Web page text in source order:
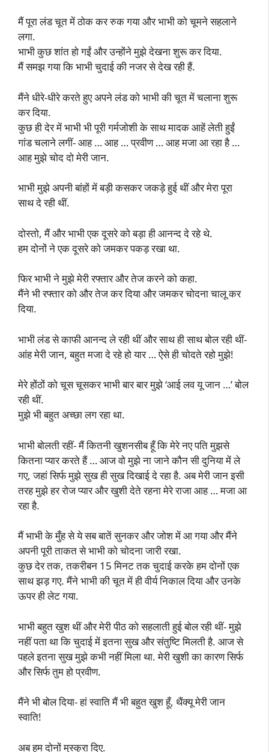
मैं पूरा लंड चूत में ठोक कर रुक गया और भाभी को चूमने सहलाने
लगा.
भाभी कुछ शांत हो गईं और उन्होंने मुझे देखना शुरू कर दिया.
मैं समझ गया कि भाभी चुदाई की नजर से देख रही हैं.
मैंने धीरे-धीरे करते हुए अपने लंड को भाभी की चूत में चलाना शुरू
कर दिया.
कुछ ही देर में भाभी भी पूरी गर्मजोशी के साथ मादक आहें लेती हुईं
गांड चलाने लगीं- आह … आह … प्रवीण … आह मजा आ रहा है …
आह मुझे चोद दो मेरी जान.
भाभी मुझे अपनी बांहों में बड़ी कसकर जकड़े हुई थीं और मेरा पूरा
साथ दे रही थीं.
दोस्तो, मैं और भाभी एक दूसरे को बड़ा ही आनन्द दे रहे थे.
हम दोनों ने एक दूसरे को जमकर पकड़ रखा था.
फिर भाभी ने मुझे मेरी रफ्तार और तेज करने को कहा.
मैंने भी रफ्तार को और तेज कर दिया और जमकर चोदना चालू कर
दिया.
भाभी लंड से काफी आनन्द ले रही थीं और साथ ही साथ बोल रही थीं-
आंह मेरी जान, बहुत मजा दे रहे हो यार … ऐसे ही चोदते रहो मुझे!
मेरे होंठों को चूस चूसकर भाभी बार बार मुझे ‘आई लव यू जान …’ बोल
रही थीं.
मुझे भी बहुत अच्छा लग रहा था.
भाभी बोलती रहीं- मैं कितनी खुशनसीब हूँ कि मेरे नए पति मुझसे
कितना प्यार करते हैं … आज वो मुझे ना जाने कौन सी दुनिया में ले
गए, जहां सिर्फ मुझे सुख ही सुख दिखाई दे रहा है. अब मेरी जान इसी
तरह मुझे हर रोज प्यार और खुशी देते रहना मेरे राजा आह … मजा आ
रहा है.
मैं भाभी के मुँह से ये सब बातें सुनकर और जोश में आ गया और मैंने
अपनी पूरी ताकत से भाभी को चोदना जारी रखा.
कुछ देर तक, तकरीबन 15 मिनट तक चुदाई करके हम दोनों एक
साथ झड़ गए. मैंने भाभी की चूत में ही वीर्य निकाल दिया और उनके
ऊपर ही लेट गया.
भाभी बहुत खुश थीं और मेरी पीठ को सहलाती हुई बोल रही थीं- मुझे
नहीं पता था कि चुदाई में इतना सुख और संतुष्टि मिलती है. आज से
पहले इतना सुख मुझे कभी नहीं मिला था. मेरी खुशी का कारण सिर्फ
और सिर्फ तुम हो प्रवीण.
मैंने भी बोल दिया- हां स्वाति मैं भी बहुत खुश हूँ, थैंक्यू मेरी जान
स्वाति!
अब हम दोनों मुस्कुरा दिए.